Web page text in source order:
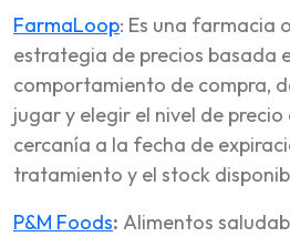
FarmaLoop: Es una farmacia
estrategia de precios basada
comportamiento de compra,
jugar y elegir el nivel de
cercanía a la fecha de
tratamiento y el stock
P&M Foods: Alimentos